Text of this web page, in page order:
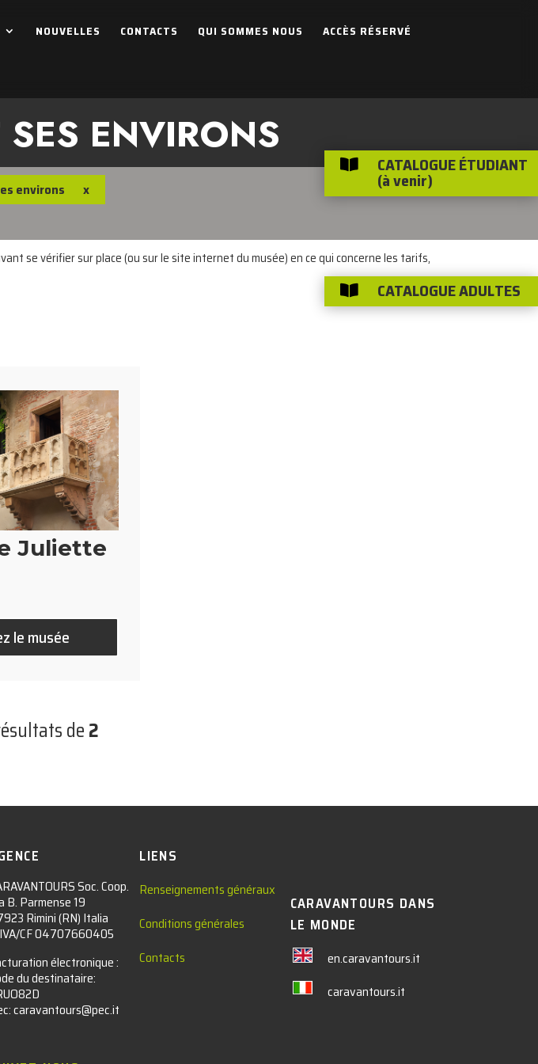
NOUVELLES CONTACTS QUI SOMMES NOUS ACCÈS RÉSERVÉ
ENVIRONS
environs x
se vérifier sur place (ou sur le site internet du musée) en ce qui concerne les tarifs,
Juliette
le musée
de2
Soc. Coop.
B. Parmense 19
Rimini (RN) Italia
CF 04707660405
électronique :​
du destinataire:
caravantours@pec.it
LIENS
Renseignements généraux
Conditions générales
Contacts
CARAVANTOURS DANS
LE MONDE
en.caravantours.it
caravantours.it
 CATALOGUE ÉTUDIANT
(à venir)
 CATALOGUE ADULTES